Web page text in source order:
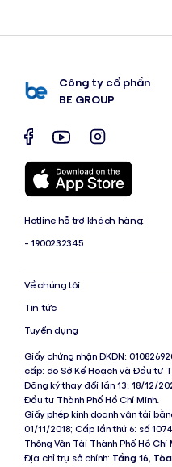
Công ty cổ phần
BE GROUP
Hotline hỗ trợ khách hàng:
- 1900232345
Về chúng tôi
Tin tức
Tuyển dụng
Giấy chứng nhận ĐKDN:
cấp: do Sở Kế Hoạch và Đầu tư
Đăng ký thay đổi lần 13: 18/12/
Đầu tư Thành Phố Hồ Chí Minh.
Giấy phép kinh doanh vận tải
01/11/2018; Cấp lần thứ 6: số
Thông Vận Tải Thành Phố Hồ Chí
Địa chỉ trụ sở chính: Tầng 16,